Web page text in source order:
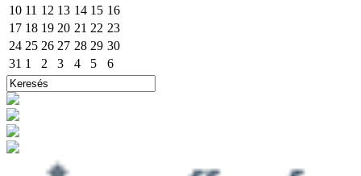
10 11 12 13 14 15 16
17 18 19 20 21 22 23
24 25 26 27 28 29 30
31 1 2 3 4 5 6